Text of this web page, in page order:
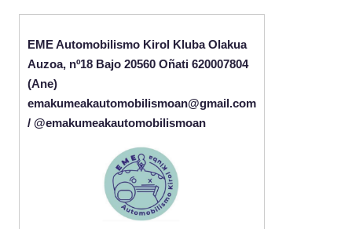
EME Automobilismo Kirol Kluba Olakua
Auzoa, nº18 Bajo 20560 Oñati 620007804
(Ane)
emakumeakautomobilismoan@gmail.com
/ @emakumeakautomobilismoan